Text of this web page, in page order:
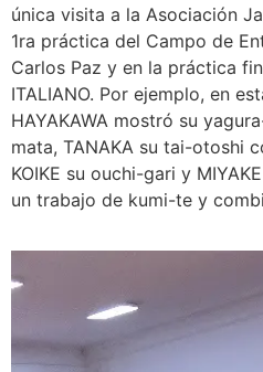
única visita a la Asociación
1ra práctica del Campo de
Carlos Paz y en la práctica
ITALIANO. Por ejemplo, en
HAYAKAWA mostró su
mata, TANAKA su tai-otoshi
KOIKE su ouchi-gari y
un trabajo de kumi-te y